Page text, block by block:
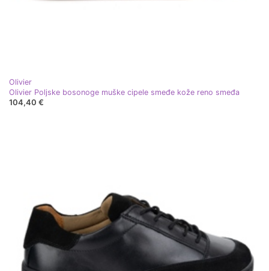
Olivier
Olivier Poljske bosonoge muške cipele smeđe kože reno smeđa
104,40 €